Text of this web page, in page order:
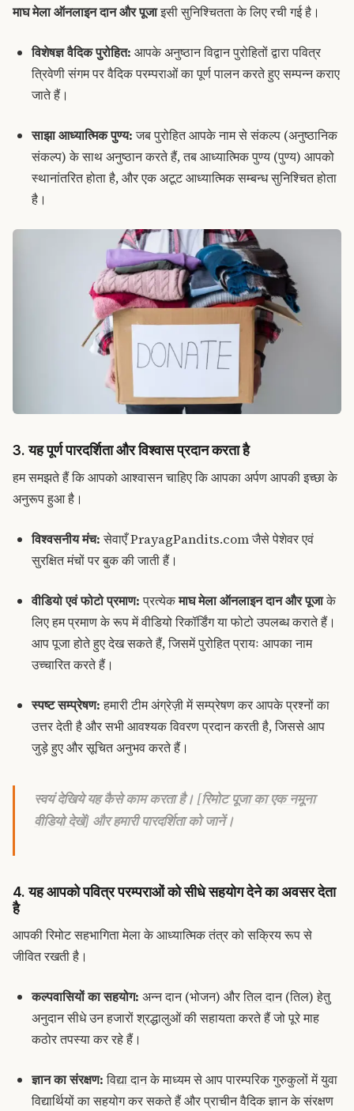
माघ मेला ऑनलाइन दान और पूजाइसी सुनिश्चितता के लिए रची गई है।
विशेषज्ञ वैदिक पुरोहित: आपके अनुष्ठान विद्वान पुरोहितों द्वारा पवित्र
त्रिवेणी संगम पर वैदिक परम्पराओं का पूर्ण पालन करते हुए सम्पन्न कराए
जाते हैं।
साझा आध्यात्मिक पुण्य:जब पुरोहित आपके नाम सेसंकल्प (अनुष्ठानिक
संकल्प) के साथ अनुष्ठान करते हैं, तब आध्यात्मिक पुण्य (पुण्य) आपको
स्थानांतरित होता है, और एक अटूट आध्यात्मिक सम्बन्ध सुनिश्चित होता
है।
3. यह पूर्ण पारदर्शिता और विश्वास प्रदान करता है
हम समझते हैं कि आपको आश्वासन चाहिए कि आपका अर्पण आपकी इच्छा के
अनुरूप हुआ है।
विश्वसनीय मंच:सेवाएँ PrayagPandits.com जैसे पेशेवर एवं
सुरक्षित मंचों पर बुक की जाती हैं।
वीडियो एवं फोटो प्रमाण:प्रत्येकमाघ मेला ऑनलाइन दान और पूजाके
लिए हम प्रमाण के रूप में वीडियो रिकॉर्डिंग या फोटो उपलब्ध कराते हैं।
आप पूजा होते हुए देख सकते हैं, जिसमें पुरोहित प्रायः आपका नाम
उच्चारित करते हैं।
स्पष्ट सम्प्रेषण:हमारी टीम अंग्रेज़ी में सम्प्रेषण कर आपके प्रश्नों का
उत्तर देती है और सभी आवश्यक विवरण प्रदान करती है, जिससे आप
जुड़े हुए और सूचित अनुभव करते हैं।
स्वयं देखिये यह कैसे काम करता है। [रिमोट पूजा का एक नमूना
वीडियो देखें] और हमारी पारदर्शिता को जानें।
4. यह आपको पवित्र परम्पराओं को सीधे सहयोग देने का अवसर देता
है
आपकी रिमोट सहभागिता मेला के आध्यात्मिक तंत्र को सक्रिय रूप से
जीवित रखती है।
कल्पवासियों कासहयोग: अन्न दान(भोजन) औरतिल दान(तिल) हेतु
अनुदान सीधे उन हजारों श्रद्धालुओं की सहायता करते हैं जो पूरे माह
कठोर तपस्या कर रहे हैं।
ज्ञान का संरक्षण: विद्या दानके माध्यम से आप पारम्परिकगुरुकुलोंमें युवा
विद्यार्थियों का सहयोग कर सकते हैं और प्राचीन वैदिक ज्ञान के संरक्षण